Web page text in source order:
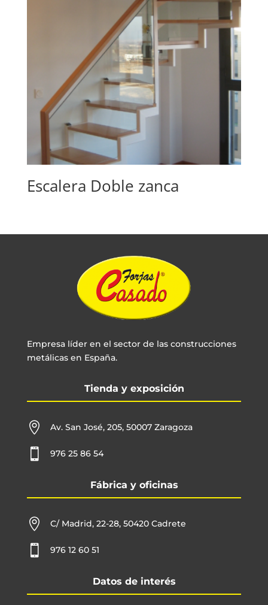
Escalera Doble zanca
Empresa líder en el sector de las construcciones
metálicas en España.
Tienda y exposición
 Av. San José, 205, 50007 Zaragoza
 976 25 86 54
Fábrica y oficinas
 C/ Madrid, 22-28, 50420 Cadrete
 976 12 60 51
Datos de interés